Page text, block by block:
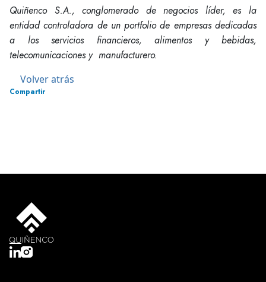
Quiñenco S.A., conglomerado de negocios líder, es la
entidad controladora de un portfolio de empresas dedicadas
a los servicios financieros, alimentos y bebidas,
telecomunicaciones y manufacturero.
Volver atrás
Compartir